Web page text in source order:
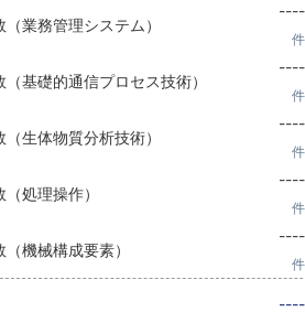
業務管理システム）
----
件
基礎的通信プロセス技術）
----
件
生体物質分析技術）
----
件
処理操作）
----
件
機械構成要素）
----
件
----